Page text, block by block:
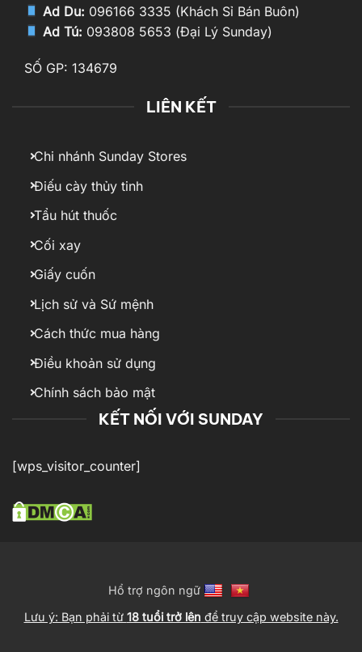
Ad Du: 096166 3335 (Khách Sỉ Bán Buôn)
Ad Tú: 093808 5653 (Đại Lý Sunday)
SỐ GP: 134679
LIÊN KẾT
Chi nhánh Sunday Stores
Điếu cày thủy tinh
Tẩu hút thuốc
Cối xay
Giấy cuốn
Lịch sử và Sứ mệnh
Cách thức mua hàng
Điều khoản sử dụng
Chính sách bảo mật
KẾT NỐI VỚI SUNDAY
[wps_visitor_counter]
Hổ trợ ngôn ngữ
Lưu ý: Bạn phải từ 18 tuổi trở lên để truy cập website này.